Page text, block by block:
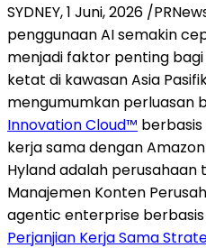
SYDNEY,1 Juni, 2026 /
penggunaan AI semakin
menjadi faktor penting
ketat di kawasan Asia
mengumumkan perluasan
Innovation Cloud™ berbasis
kerja sama dengan
Hyland adalah perusahaan
Manajemen Konten
agentic enterprise
Perjanjian Kerja Sama